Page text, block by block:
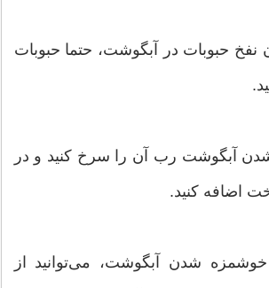
نفخ حبوبات در آبگوشت، حتما حبوبات
آبگوشت رب آن را سرخ کنید و در
اضافه کنید.
شدن آبگوشت، می‌توانید از